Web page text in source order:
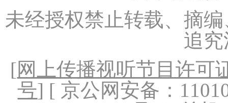
未经授权禁止转载、摘
追
[网上传播视听节目许可
号] [ 京公网安备：